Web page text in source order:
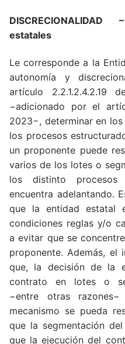
DISCRECIONALIDAD
estatales
Le corresponde a la
autonomía y
artículo 2.2.1.2.4.2.19
−adicionado por el
2023−, determinar en
los procesos
un proponente puede
varios de los lotes o
los distinto
encuentra adelantando.
que la entidad estatal
condiciones reglas y/o
a evitar que se
proponente. Además, el
que, la decisión de la
contrato en lotes o
−entre otras
mecanismo se pueda
que la segmentación
que la ejecución del